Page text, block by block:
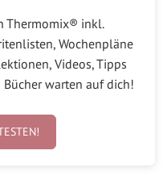
Thermomix® inkl.
Wochenpläne
Videos, Tipps
Bücher warten auf dich!